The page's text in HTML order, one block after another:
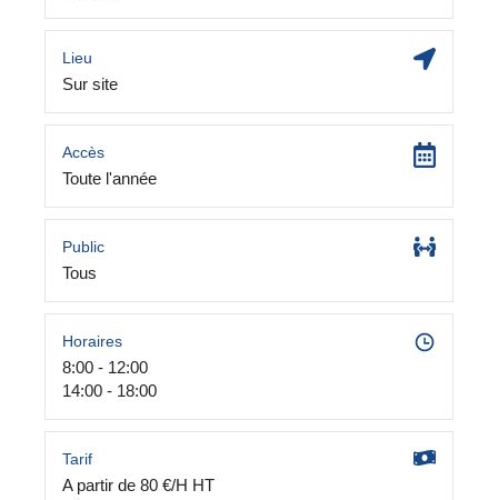
Lieu
Sur site
Accès
Toute l'année
Public
Tous
Horaires
8:00 - 12:00
14:00 - 18:00
Tarif
A partir de 80 €/H HT